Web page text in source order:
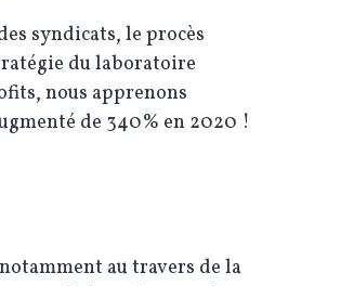
syndicats, le procès
du laboratoire
nous apprenons
de 340% en 2020 !
au travers de la